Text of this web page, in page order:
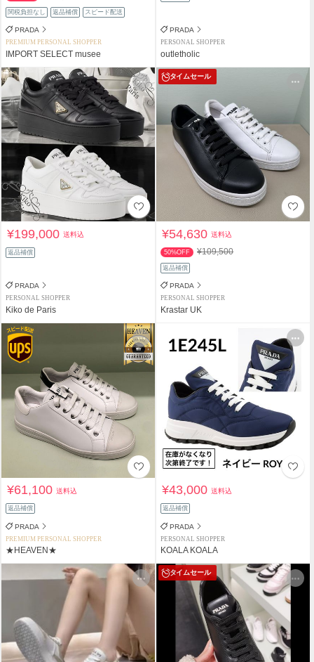
関税負担なし 返品補償 スピード配送
PRADA
PREMIUM PERSONAL SHOPPER
IMPORT SELECT musee
PRADA
PERSONAL SHOPPER
outletholic
¥199,000送料込
返品補償
PRADA
PERSONAL SHOPPER
Kiko de Paris
タイムセール
¥54,630送料込
50%OFF ¥109,500
返品補償
PRADA
PERSONAL SHOPPER
Krastar UK
¥61,100送料込
返品補償
PRADA
PREMIUM PERSONAL SHOPPER
★HEAVEN★
¥43,000送料込
返品補償
PRADA
PERSONAL SHOPPER
KOALA KOALA
タイムセール